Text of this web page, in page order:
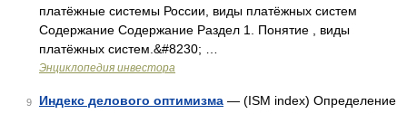
платёжные системы России, виды платёжных систем
Содержание Содержание Раздел 1. Понятие , виды
платёжных систем.&#8230; …
Энциклопедия инвестора
9 Индекс делового оптимизма — (ISM index) Определение